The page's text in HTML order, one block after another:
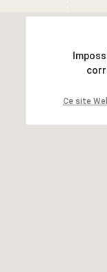
Ce site
Ce site